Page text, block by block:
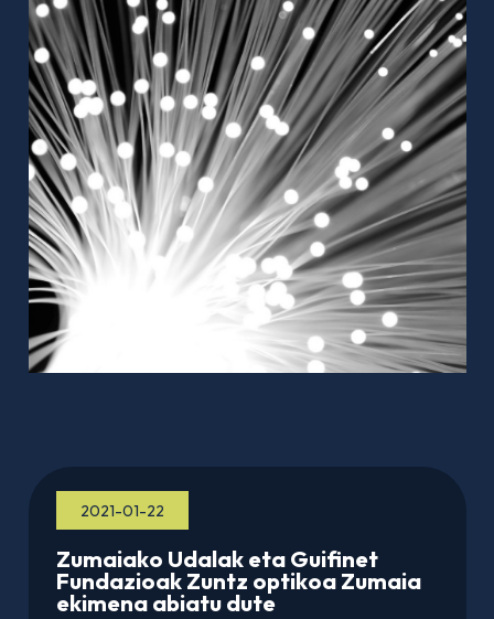
2021-01-22
Zumaiako Udalak eta Guifinet
Fundazioak Zuntz optikoa Zumaia
ekimena abiatu dute